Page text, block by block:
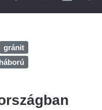
gránit
háború